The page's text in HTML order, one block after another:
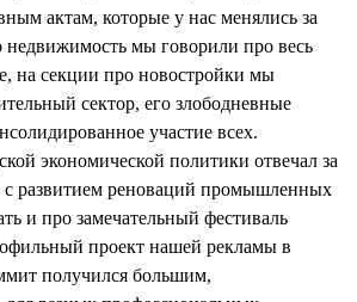
актам, которые у нас менялись за
недвижимость мы говорили про весь
на секции про новостройки мы
сектор, его злободневные
участие всех.
экономической политики отвечал за
развитием реноваций промышленных
и про замечательный фестиваль
проект нашей рекламы в
получился большим,